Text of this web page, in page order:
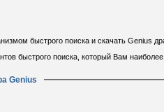
быстрого поиска и скачать Genius
быстрого поиска, который Вам
Genius